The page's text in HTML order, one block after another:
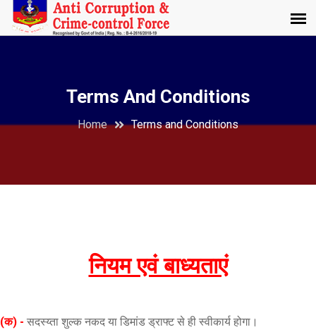
Terms And Conditions
Home Terms and Conditions
नियम एवं बाध्यताएं
(क) - सदस्य्ता शुल्क नकद या डिमांड ड्राफ्ट से ही स्वीकार्य होगा।